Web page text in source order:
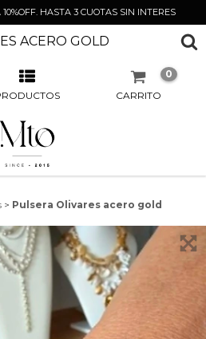
HASTA 3 CUOTAS SIN INTERES
ACERO GOLD
CARRITO
0
> Pulsera Olivares acero gold